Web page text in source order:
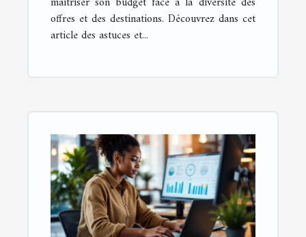
offres et des destinations. Découvrez dans cet
article des astuces et...